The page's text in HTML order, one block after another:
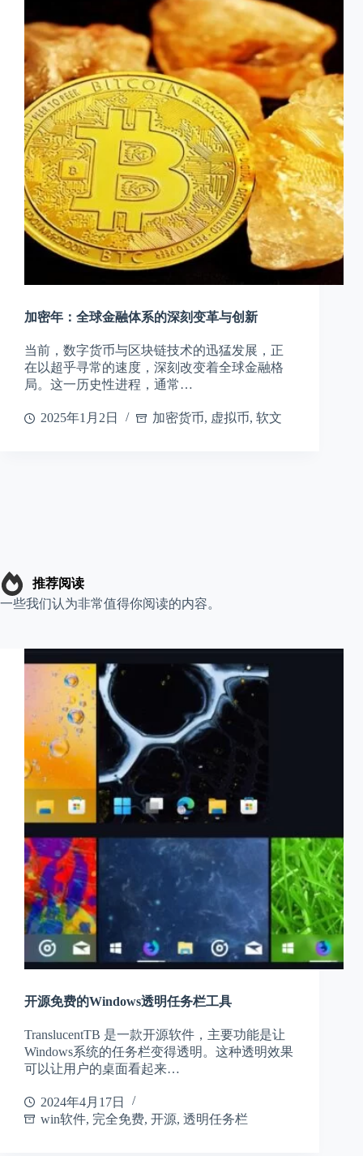
加密年：全球金融体系的深刻变革与创新
当前，数字货币与区块链技术的迅猛发展，正
在以超乎寻常的速度，深刻改变着全球金融格
局。这一历史性进程，通常…
2025年1月2日 加密货币, 虚拟币, 软文
推荐阅读
一些我们认为非常值得你阅读的内容。
开源免费的Windows透明任务栏工具
TranslucentTB 是一款开源软件，主要功能是让
Windows系统的任务栏变得透明。这种透明效果
可以让用户的桌面看起来…
2024年4月17日
win软件, 完全免费, 开源, 透明任务栏